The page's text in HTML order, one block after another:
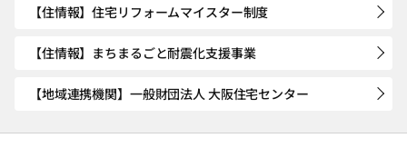
【住情報】住宅リフォームマイスター制度
【住情報】まちまるごと耐震化支援事業
【地域連携機関】一般財団法人 大阪住宅センター